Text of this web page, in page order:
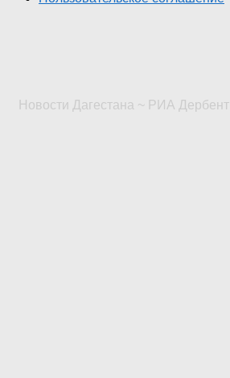
Новости Дагестана ~ РИА Дербент